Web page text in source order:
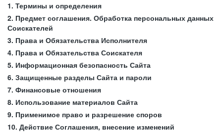
1. Термины и определения
2. Предмет соглашения. Обработка персональных данных
Соискателей
3. Права и Обязательства Исполнителя
4. Права и Обязательства Соискателя
5. Информационная безопасность Сайта
6. Защищенные разделы Сайта и пароли
7. Финансовые отношения
8. Использование материалов Сайта
9. Применимое право и разрешение споров
10. Действие Соглашения, внесение изменений